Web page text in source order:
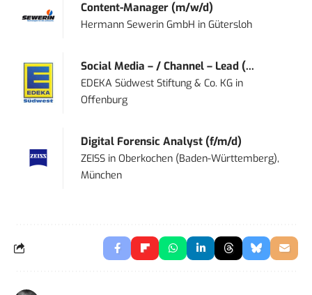
Content-Manager (m/w/d)
Hermann Sewerin GmbH inGütersloh
Social Media – / Channel – Lead (...
EDEKA Südwest Stiftung & Co. KG in
Offenburg
Digital Forensic Analyst (f/m/d)
ZEISS inOberkochen (Baden-Württemberg),
München